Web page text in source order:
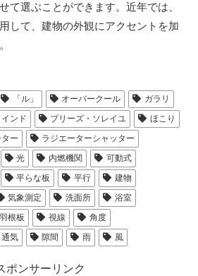
て選ぶことができます。近年では、
して、建物の外観にアクセントを加
「ル」 オーバークール
ガラリ
ンド ブリーズ・ソレイユ
ほこり
ー
ラジエーターシャッター
光 内燃機関
可動式
平らな板 平行
建物
気象測定 洗面所
浴室
羽根板 視線
角度
通気 隙間 雨 風
ポンサーリンク